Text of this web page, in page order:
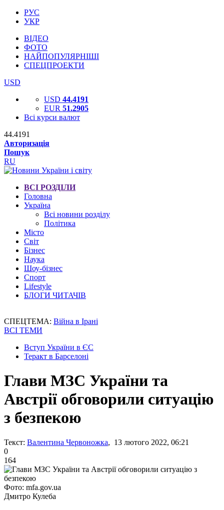
РУС
УКР
ВІДЕО
ФОТО
НАЙПОПУЛЯРНІШІ
СПЕЦПРОЕКТИ
USD
USD 44.4191
EUR 51.2905
Всі курси валют
44.4191
Авторизація
Пошук
RU
ВСІ РОЗДІЛИ
Головна
Україна
Всі новини розділу
Політика
Місто
Світ
Бізнес
Наука
Шоу-бізнес
Спорт
Lifestyle
БЛОГИ ЧИТАЧІВ
СПЕЦТЕМА: Війна в Ірані
ВСІ ТЕМИ
Вступ України в ЄС
Теракт в Барселоні
Глави МЗС України та
Австрії обговорили ситуацію
з безпекою
Текст: Валентина Червоножка, 13 лютого 2022, 06:21
0
164
Фото: mfa.gov.ua
Дмитро Кулеба